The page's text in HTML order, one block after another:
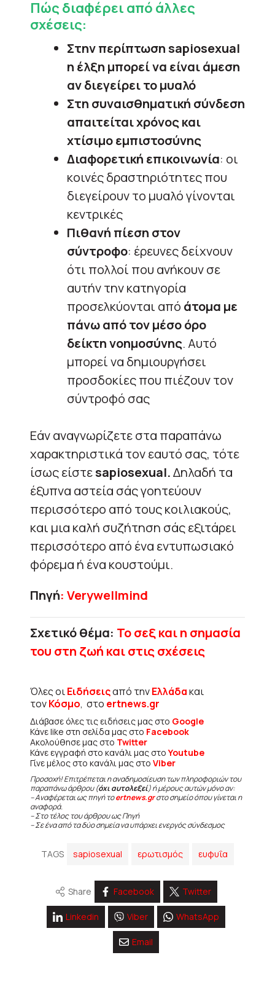
Πώς διαφέρει από άλλες
σχέσεις:
Στην περίπτωση sapiosexual
η έλξη μπορεί να είναι άμεση
αν διεγείρει το μυαλό
Στη συναισθηματική σύνδεση
απαιτείται χρόνος και
χτίσιμο εμπιστοσύνης
Διαφορετική επικοινωνία: οι
κοινές δραστηριότητες που
διεγείρουν το μυαλό γίνονται
κεντρικές
Πιθανή πίεση στον
σύντροφο: έρευνες δείχνουν
ότι πολλοί που ανήκουν σε
αυτήν την κατηγορία
προσελκύονται από άτομα με
πάνω από τον μέσο όρο
δείκτη νοημοσύνης. Αυτό
μπορεί να δημιουργήσει
προσδοκίες που πιέζουν τον
σύντροφό σας
Εάν αναγνωρίζετε στα παραπάνω
χαρακτηριστικά τον εαυτό σας, τότε
ίσως είστεsapiosexual.Δηλαδή τα
έξυπνα αστεία σάς γοητεύουν
περισσότερο από τους κοιλιακούς,
και μια καλή συζήτηση σάς εξιτάρει
περισσότερο από ένα εντυπωσιακό
φόρεμα ή ένα κουστούμι.
Πηγή: Verywellmind
Σχετικό θέμα: Το σεξ και η σημασία
του στη ζωή και στις σχέσεις
Όλες οιΕιδήσειςαπό τηνΕλλάδακαι
τονΚόσμο, στο ertnews.gr
Διάβασε όλες τις ειδήσεις μας στο Google
Κάνε like στη σελίδα μας στο Facebook
Ακολούθησε μας στο Twitter
Κάνε εγγραφή στο κανάλι μας στοYoutube
Γίνε μέλος στο κανάλι μας στο Viber
Προσοχή! Επιτρέπεται η αναδημοσίευση των πληροφοριών του
παραπάνω άρθρου (όχι αυτολεξεί) ή μέρους αυτών μόνο αν:
– Αναφέρεται ως πηγή τοertnews.grστο σημείο όπου γίνεται η
αναφορά.
– Στο τέλος του άρθρου ως Πηγή
– Σε ένα από τα δύο σημεία να υπάρχει ενεργός σύνδεσμος
TAGS sapiosexual ερωτισμός ευφυΐα
Share Facebook Twitter
Linkedin Viber WhatsApp
Email